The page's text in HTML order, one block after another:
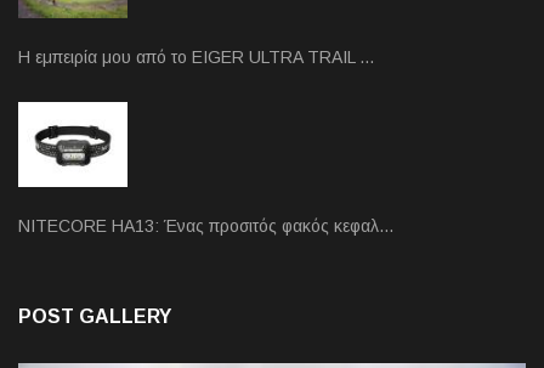
Η εμπειρία μου από το EIGER ULTRA TRAIL …
NITECORE HA13: Ένας προσιτός φακός κεφαλ…
POST GALLERY